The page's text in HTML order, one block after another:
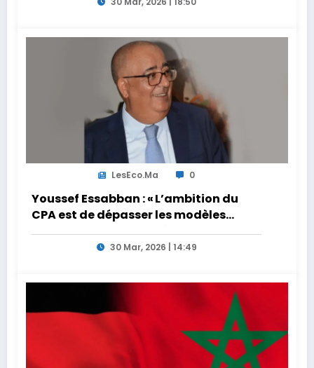
LesEco.ma 0
Youssef Essabban : « L’ambition du
CPA est de dépasser les modèles
traditionnels et académiques de
formation en s’appuyant sur le
30 Mar, 2026 | 14:49